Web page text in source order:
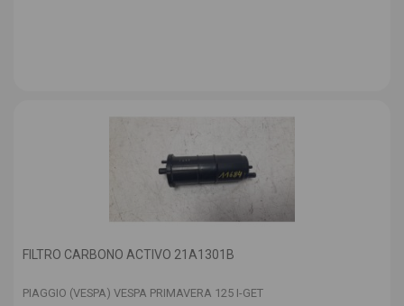
FILTRO CARBONO ACTIVO 21A1301B
PIAGGIO (VESPA) VESPA PRIMAVERA 125 I-GET